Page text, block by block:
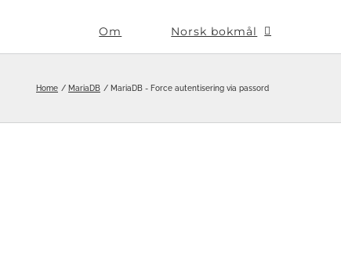
Om Norsk bokmål
Home MariaDB MariaDB - Force autentisering via passord